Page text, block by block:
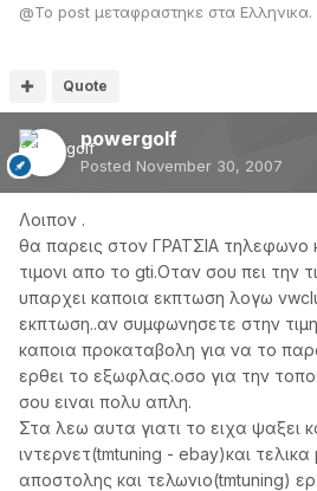
@Το post μεταφραστηκε στα Ελληνικα.
Quote
powergolf
Posted November 30, 2007
Λοιπον .
θα παρεις στον ΓΡΑΤΣΙΑ τηλεφωνο
τιμονι απο το gti.Οταν σου πει την
υπαρχει καποια εκπτωση λογω
εκπτωση..αν συμφωνησετε στην
καποια προκαταβολη για να το
ερθει το εξωφλας.οσο για την
σου ειναι πολυ απλη.
Στα λεω αυτα γιατι το ειχα ψαξει
ιντερνετ(tmtuning - ebay)και
αποστολης και τελωνιο(tmtuning)